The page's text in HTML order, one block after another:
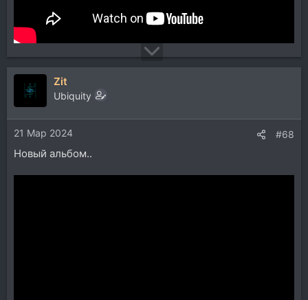
Zit
Ubiquity
21 Мар 2024 #68
Новый альбом..